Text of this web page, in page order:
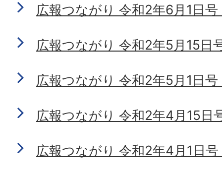
広報つながり 令和2年6月1日号
広報つながり 令和2年5月15日
広報つながり 令和2年5月1日
広報つながり 令和2年4月15日
広報つながり 令和2年4月1日